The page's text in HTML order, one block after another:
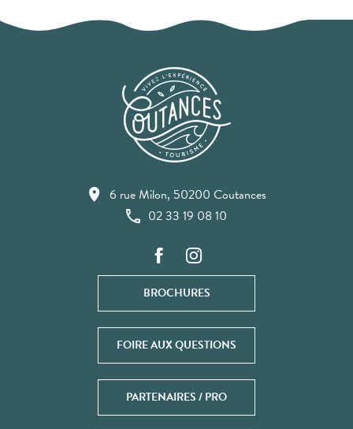
6 rue Milon, 50200 Coutances
02 33 19 08 10
BROCHURES
FOIRE AUX QUESTIONS
PARTENAIRES / PRO